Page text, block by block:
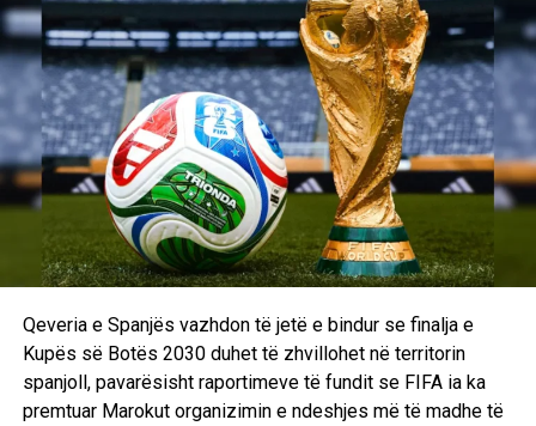
Qeveria e Spanjës vazhdon të jetë e bindur se finalja e
Kupës së Botës 2030 duhet të zhvillohet në territorin
spanjoll, pavarësisht raportimeve të fundit se FIFA ia ka
premtuar Marokut organizimin e ndeshjes më të madhe të